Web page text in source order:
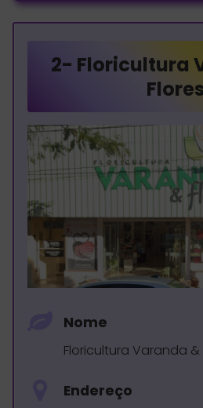
2- Floricultura
Flores
Nome
Floricultura Varanda &
Endereço